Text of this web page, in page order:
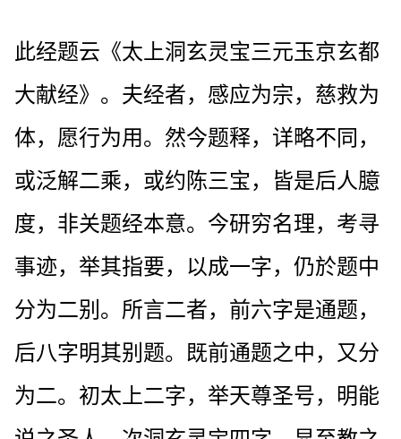
此经题云《太上洞玄灵宝三元玉京玄都
大献经》。夫经者，感应为宗，慈救为
体，愿行为用。然今题释，详略不同，
或泛解二乘，或约陈三宝，皆是后人臆
度，非关题经本意。今研穷名理，考寻
事迹，举其指要，以成一字，仍於题中
分为二别。所言二者，前六字是通题，
后八字明其别题。既前通题之中，又分
为二。初太上二字，举天尊圣号，明能